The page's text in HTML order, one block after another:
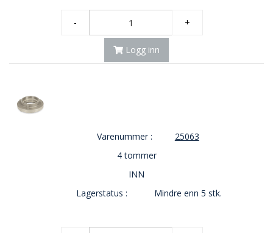
- +
Logg inn
Varenummer :
25063
4 tommer
INN
Lagerstatus :
Mindre enn 5 stk.